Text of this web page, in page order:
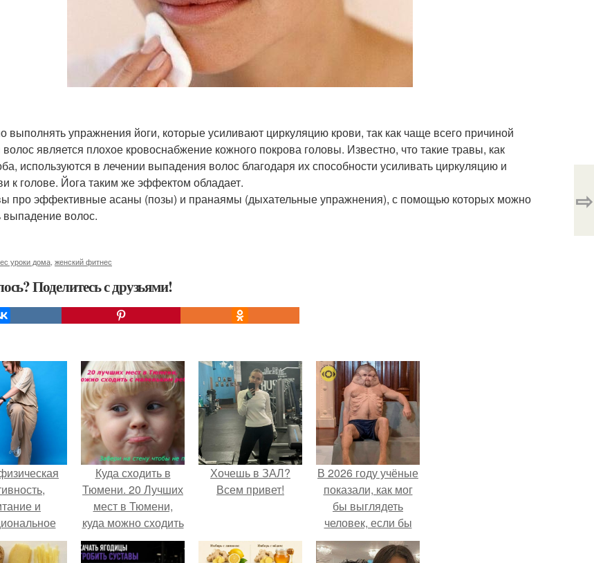
выполнять упражнения йоги, которые усиливают циркуляцию крови, так как чаще всего причиной
является плохое кровоснабжение кожного покрова головы. Известно, что такие травы, как
используются в лечении выпадения волос благодаря их способности усиливать циркуляцию и
к голове. Йога таким же эффектом обладает.
про эффективные асаны (позы) и пранаямы (дыхательные упражнения), с помощью которых можно
выпадение волос.
уроки дома женский фитнес
Поделитесь с друзьями!
⇨
и
Куда сходить в
Тюмени. 20 Лучших
мест в Тюмени,
куда можно сходить
с маленьким
ребенком
Хочешь в ЗАЛ?
Всем привет!
В 2026 году учёные
показали, как мог
бы выглядеть
человек, если бы
его тело
эволюционировало